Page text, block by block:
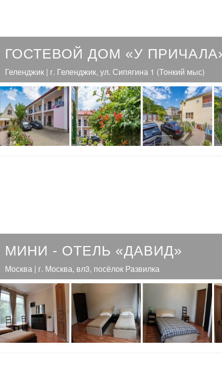
ГОСТЕВОЙ ДОМ «У
Геленджик | г. Геленджик, ул. Сипягина 1 (Тонкий мыс)
МИНИ - ОТЕЛЬ «ДАВИД»
Москва | г. Москва, вл3, посёлок Развилка